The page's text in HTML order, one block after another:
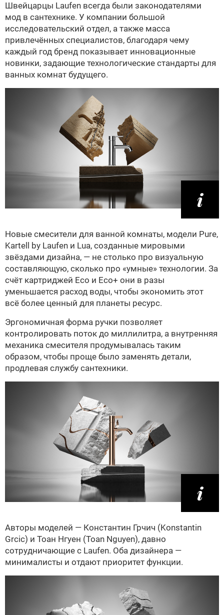
Швейцарцы Laufen всегда были законодателями
мод в сантехнике. У компании большой
исследовательский отдел, а также масса
привлечённых специалистов, благодаря чему
каждый год бренд показывает инновационные
новинки, задающие технологические стандарты для
ванных комнат будущего.
Новые смесители для ванной комнаты, модели Pure,
Kartell by Laufen и Lua, созданные мировыми
звёздами дизайна, — не столько про визуальную
составляющую, сколько про «умные» технологии. За
счёт картриджей Eco и Eco+ они в разы
уменьшается расход воды, чтобы экономить этот
всё более ценный для планеты ресурс.
Эргономичная форма ручки позволяет
контролировать поток до миллилитра, а внутренняя
механика смесителя продумывалась таким
образом, чтобы проще было заменять детали,
продлевая службу сантехники.
Авторы моделей — Константин Грчич (Konstantin
Grcic) и Тоан Нгуен (Toan Nguyen), давно
сотрудничающие с Laufen. Оба дизайнера —
минималисты и отдают приоритет функции.